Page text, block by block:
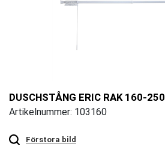
DUSCHSTÅNG ERIC RAK 160-250
Artikelnummer: 103160
Förstora bild
zoom